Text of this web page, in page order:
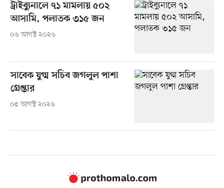
ট্রাইব্যুনালে ৭১ মামলায় ৫০২
আসামি, পলাতক ৩১৫ জন
০৬ আগস্ট ২০২৬
সাবেক যুগ্ম সচিব জগলুল পাশা
গ্রেপ্তার
০৫ আগস্ট ২০২৬